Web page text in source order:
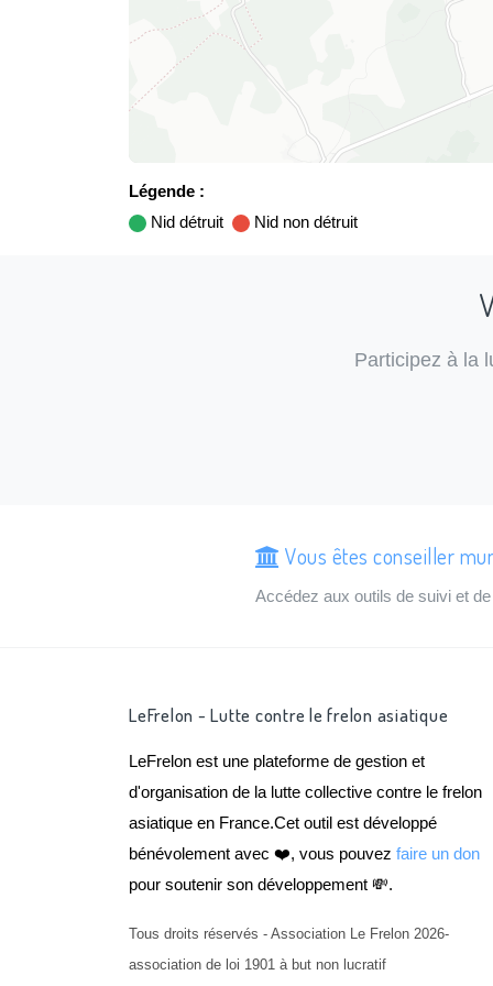
Légende :
Nid détruit
Nid non détruit
Participez à la
Vous êtes conseiller
Accédez aux outils de suivi et
LeFrelon - Lutte contre le frelon asiatique
LeFrelon est une plateforme de gestion et
d'organisation de la lutte collective contre le frelon
asiatique en France.Cet outil est développé
bénévolement avec ❤️, vous pouvez faire un don
pour soutenir son développement 💸.
Tous droits réservés - Association Le Frelon 2026-
association de loi 1901 à but non lucratif